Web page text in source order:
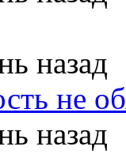
назад
не
назад